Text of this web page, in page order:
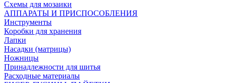
Схемы для мозаики
АППАРАТЫ И ПРИСПОСОБЛЕНИЯ
Инструменты
Коробки для хранения
Лапки
Насадки (матрицы)
Ножницы
Принадлежности для шитья
Расходные материалы